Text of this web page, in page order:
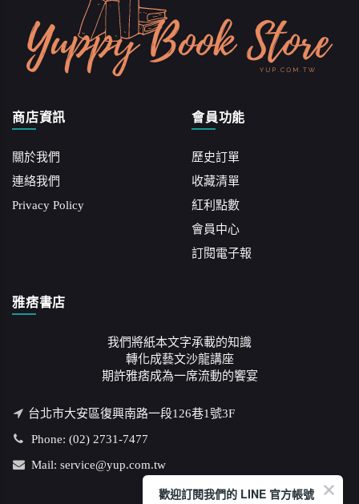
商店資訊
關於我們
連絡我們
Privacy Policy
會員功能
歷史訂單
收藏清單
紅利點數
會員中心
訂閱電子報
雅痞書店
我們將紙本文字承載的知識
轉化成藝文沙龍講座
期許雅痞成為一席流動的饗宴
台北市大安區復興南路一段126巷1號3F
Phone: (02) 2731-7477
Mail: service@yup.com.tw
歡迎訂閱我們的 LINE 官方帳號